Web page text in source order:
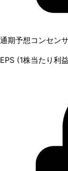
通期予想コンセン
EPS (1株当たり利